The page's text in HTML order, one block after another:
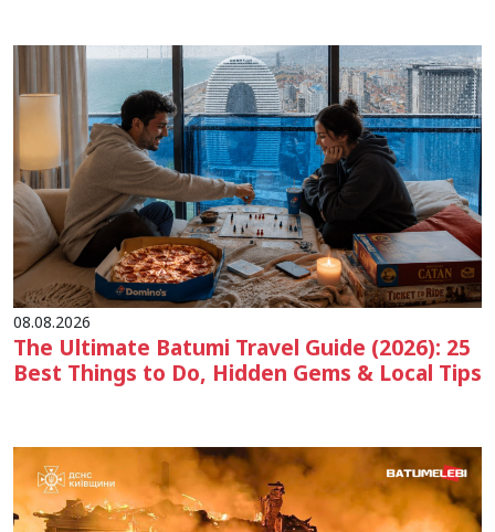
08.08.2026
The Ultimate Batumi Travel Guide (2026): 25
Best Things to Do, Hidden Gems & Local Tips